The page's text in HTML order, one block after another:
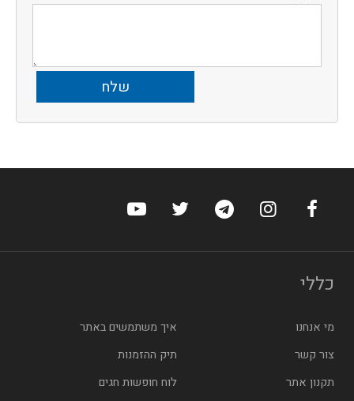
ערוץ הפייסבוק של הוטלס
ערוץ האינסטגרם של הוטלס
ערוץ הטלגרם של הוטלס
ערוץ טוויטר של הוטלס
ערוץ היוטיוב של
כללי
מי אנחנו
איך משתמשים באתר
צור קשר
תיק ההזמנות
תקנון אתר
לוח חופשות חגים